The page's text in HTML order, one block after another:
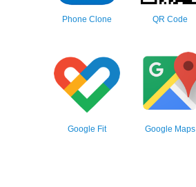
Phone Clone QR Code
Google Fit Google Maps